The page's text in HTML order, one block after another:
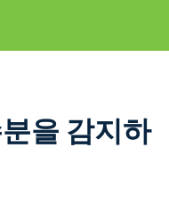
을 감지하